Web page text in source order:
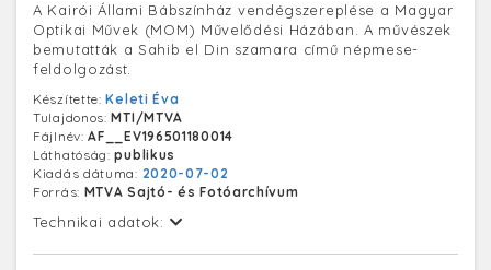
A Kairói Állami Bábszínház vendégszereplése a Magyar
Optikai Művek (MOM) Művelődési Házában. A művészek
bemutatták a Sahib el Din szamara című népmese-
feldolgozást.
Készítette:Keleti Éva
Tulajdonos:MTI/MTVA
Fájlnév:AF__EV196501180014
Láthatóság:publikus
Kiadás dátuma: 2020-07-02
Forrás: MTVA Sajtó- és Fotóarchívum
Technikai adatok: